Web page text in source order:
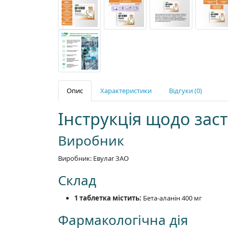
Опис Характеристики Відгуки (0)
Інструкція щодо
Виробник
Виробник: Евулаr ЗАО
Склад
1 таблетка містить: Бета-аланін 400 мг
Фармакологічна дія